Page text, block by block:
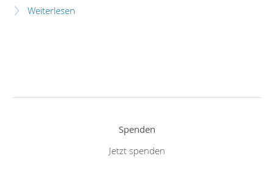
Weiterlesen
Spenden
Jetzt spenden